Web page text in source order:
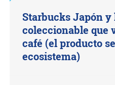
Starbucks Japón y
coleccionable que
café (el producto
ecosistema)